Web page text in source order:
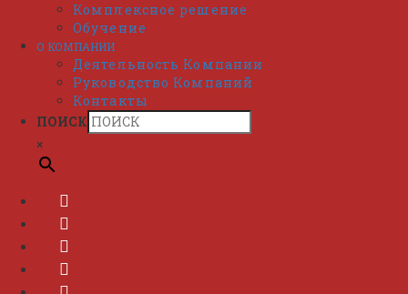
Комплексное решение
Обучение
О КОМПАНИИ
Деятельность Компании
Руководство Компаний
Контакты
ПОИСК
×